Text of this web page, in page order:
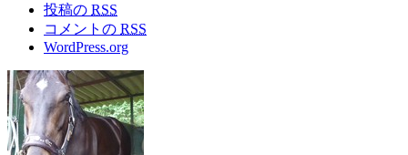
投稿の RSS
コメントの RSS
WordPress.org